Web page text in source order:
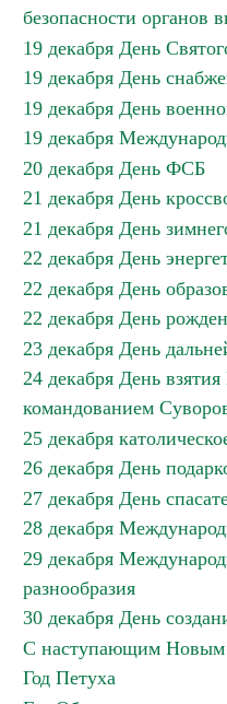
безопасности органов
19 декабря День
19 декабря День
19 декабря День
19 декабря
20 декабря День ФСБ
21 декабря День
21 декабря День
22 декабря День
22 декабря День
22 декабря День
23 декабря День
24 декабря День
командованием
25 декабря
26 декабря День
27 декабря День
28 декабря
29 декабря
разнообразия
30 декабря День
С наступающим Новым
Год Петуха